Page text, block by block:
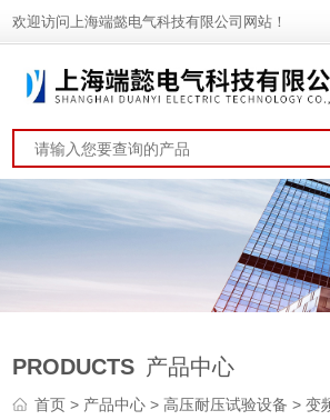
欢迎访问上海端懿电气科技有限公司网站！
PRODUCTS 产品中心
首页> 产品中心 >高压耐压试验设备 >变频